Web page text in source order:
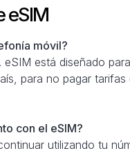
eSIM
móvil?
está diseñado
para no pagar
con el eSIM?
utilizando tu